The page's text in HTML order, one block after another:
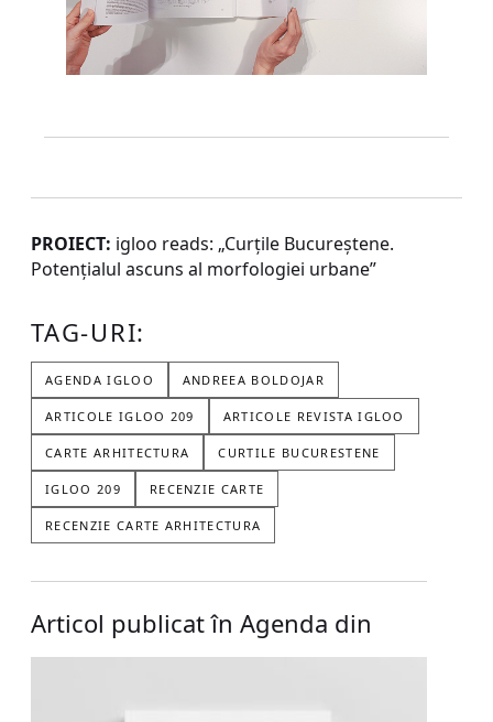
PROIECT: igloo reads: „Curțile Bucureștene.
Potențialul ascuns al morfologiei urbane”
TAG-URI:
AGENDA IGLOO ANDREEA BOLDOJAR
ARTICOLE IGLOO 209 ARTICOLE REVISTA IGLOO
CARTE ARHITECTURA CURTILE BUCURESTENE
IGLOO 209 RECENZIE CARTE
RECENZIE CARTE ARHITECTURA
Articol publicat în Agenda din